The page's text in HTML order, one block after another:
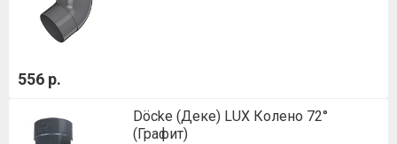
556 р.
Döcke (Деке) LUX Колено 72°
(Графит)